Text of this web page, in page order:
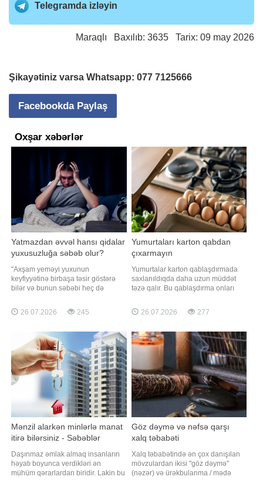
Telegramda izləyin
Maraqlı Baxılıb: 3635 Tarix: 09 may 2026
Şikayətiniz varsa Whatsapp: 077 7125666
Facebookda Paylaş
Oxşar xəbərlər
Yatmazdan əvvəl hansı qidalar
yuxusuzluğa səbəb olur?
"Axşam yeməyi yuxunun
keyfiyyətinə birbaşa təsir göstərə
bilər və bunun səbəbi heç də
qəbulu olmur. Bəzi qidalar sinir
sistemini stimullaşdırır və ya həzm
məcbur edir ki, bu da yuxuya
getməyi xeyli çətinləşdirir". xəbər
verir ki
26.07.2026 245
Yumurtaları karton qabdan
çıxarmayın
Yumurtalar karton qablaşdırmada
saxlanıldıqda daha uzun müddət
təzə qalır. Bu qablaşdırma onları
dəyişikliklərindən və zədələnmədən
qoruyur. xəbər verir ki, yumurtaları
qablaşdırmadan çıxarmaq tövsiyə
edilmir. Ən yaxşısı onları həmin
qablaşdırmad
26.07.2026 277
Mənzil alarkən minlərlə manat
itirə bilərsiniz - Səbəblər
Daşınmaz əmlak almaq insanların
həyatı boyunca verdikləri ən
mühüm qərarlardan biridir. Lakin bu
Göz dəymə və nəfsə qarşı
xalq təbabəti
Xalq təbabətində ən çox danışılan
mövzulardan ikisi "göz dəymə"
(nəzər) və ürəkbulanma / mədə